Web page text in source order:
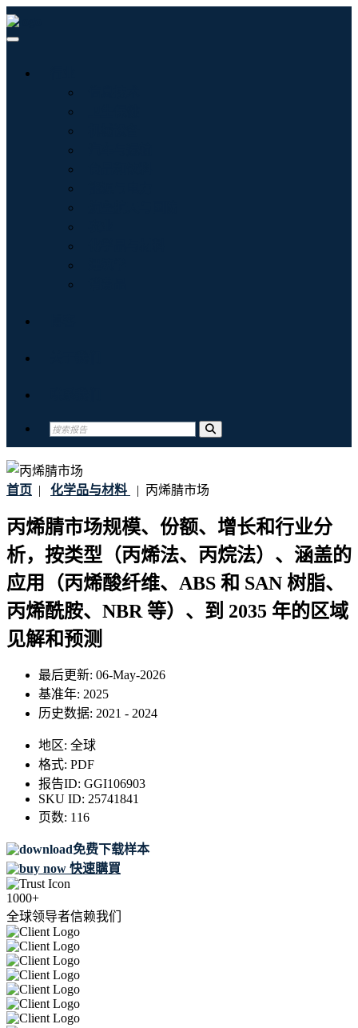
首页 | 化学品与材料 | 丙烯腈市场
丙烯腈市场规模、份额、增长和行业分
析，按类型（丙烯法、丙烷法）、涵盖的
应用（丙烯酸纤维、ABS 和 SAN 树脂、
丙烯酰胺、NBR 等）、到 2035 年的区域
见解和预测
最后更新: 06-May-2026
基准年: 2025
历史数据: 2021 - 2024
地区: 全球
格式: PDF
报告ID: GGI106903
SKU ID: 25741841
页数: 116
免费下载样本
快速購買
1000+
全球领导者信赖我们